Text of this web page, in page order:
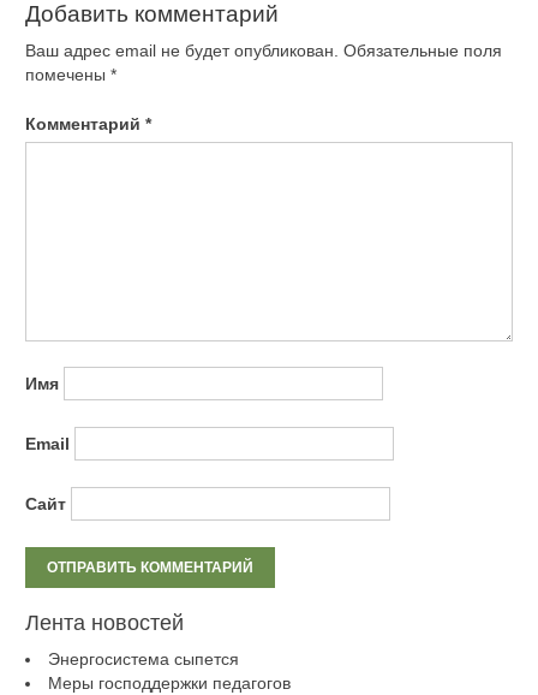
Добавить комментарий
Ваш адрес email не будет опубликован. Обязательные поля
помечены *
Комментарий *
Имя
Email
Сайт
Лента новостей
Энергосистема сыпется
Меры господдержки педагогов